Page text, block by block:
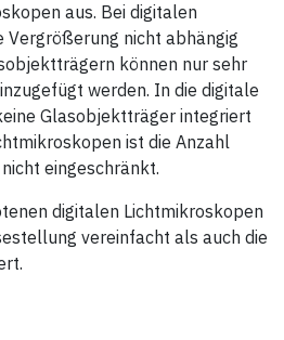
aus. Bei digitalen
Vergrößerung nicht abhängig
können nur sehr
werden. In die digitale
Glasobjektträger integriert
ist die Anzahl
eingeschränkt.
digitalen Lichtmikroskopen
vereinfacht als auch die